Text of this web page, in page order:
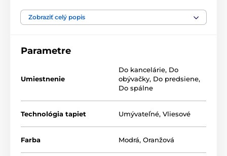
Najvyššia kvalita tlače
miestnosti. Tlačia sa na kvalitný vlies s jemným
technológii sa vyznačujú výbornou odolnosťou a
farebnou stálosťou.
Dostupné rozmery a typy tapiet (v cm – šírka x
výška)
Tapety sú vyrábané v rôznych veľkostiach, pričom každá
z nich pozostáva z pásov širokých 49 cm.
Zobraziť celý popis
Parametre
Umiestnenie
Do kancelárie, Do
obývačky, Do predsiene,
Do spálne
Technológia tapiet Umývateľné, Vliesové
Farba Modrá, Oranžová